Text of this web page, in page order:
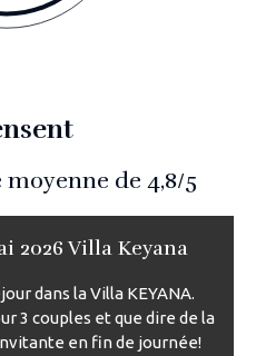
moyenne de 4,8/5
2026 Villa Keyana
dans la Villa KEYANA.
3 couples et que dire de la
en fin de journée!